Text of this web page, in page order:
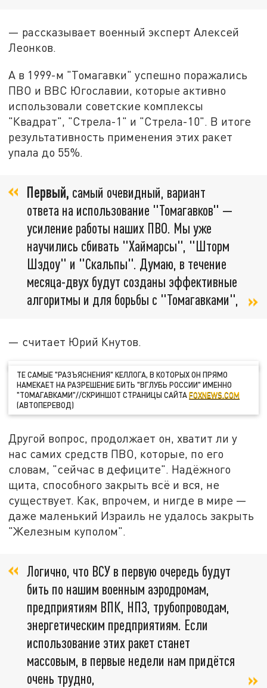
— рассказывает военный эксперт Алексей
Леонков.
А в 1999-м "Томагавки" успешно поражались
ПВО и ВВС Югославии, которые активно
использовали советские комплексы
"Квадрат", "Стрела-1" и "Стрела-10". В итоге
результативность применения этих ракет
упала до 55%.
Первый, самый очевидный, вариант
ответа на использование "Томагавков" —
усиление работы наших ПВО. Мы уже
научились сбивать "Хаймарсы", "Шторм
Шэдоу" и "Скальпы". Думаю, в течение
месяца-двух будут созданы эффективные
алгоритмы и для борьбы с "Томагавками",
— считает Юрий Кнутов.
ТЕ САМЫЕ "РАЗЪЯСНЕНИЯ" КЕЛЛОГА, В КОТОРЫХ ОН ПРЯМО
НАМЕКАЕТ НА РАЗРЕШЕНИЕ БИТЬ "ВГЛУБЬ РОССИИ" ИМЕННО
"ТОМАГАВКАМИ"//СКРИНШОТ СТРАНИЦЫ САЙТАFOXNEWS.COM
(АВТОПЕРЕВОД)
Другой вопрос, продолжает он, хватит ли у
нас самих средств ПВО, которые, по его
словам, "сейчас в дефиците". Надёжного
щита, способного закрыть всё и вся, не
существует. Как, впрочем, и нигде в мире —
даже маленький Израиль не удалось закрыть
"Железным куполом".
Логично, что ВСУ в первую очередь будут
бить по нашим военным аэродромам,
предприятиям ВПК, НПЗ, трубопроводам,
энергетическим предприятиям. Если
использование этих ракет станет
массовым, в первые недели нам придётся
очень трудно,